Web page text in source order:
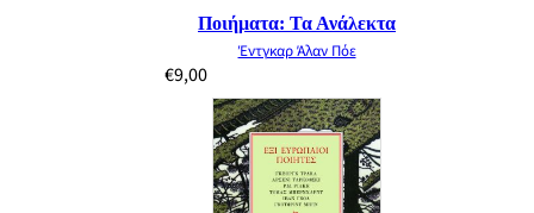
Ποιήματα: Τα Ανάλεκτα
Έντγκαρ Άλαν Πόε
€9,00